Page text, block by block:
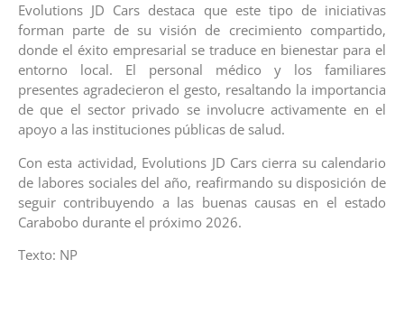
Evolutions JD Cars destaca que este tipo de iniciativas
forman parte de su visión de crecimiento compartido,
donde el éxito empresarial se traduce en bienestar para el
entorno local. El personal médico y los familiares
presentes agradecieron el gesto, resaltando la importancia
de que el sector privado se involucre activamente en el
apoyo a las instituciones públicas de salud.
​Con esta actividad, Evolutions JD Cars cierra su calendario
de labores sociales del año, reafirmando su disposición de
seguir contribuyendo a las buenas causas en el estado
Carabobo durante el próximo 2026.
Texto: NP